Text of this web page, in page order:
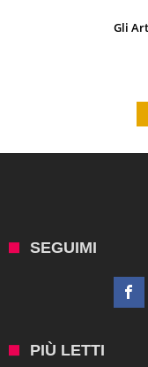
Gli
SEGUIMI
PIÙ LETTI